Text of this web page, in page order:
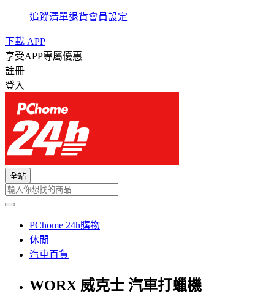
追蹤清單退貨會員設定
下載 APP
享受APP專屬優惠
註冊
登入
全站
PChome 24h購物
休閒
汽車百貨
WORX 威克士 汽車打蠟機